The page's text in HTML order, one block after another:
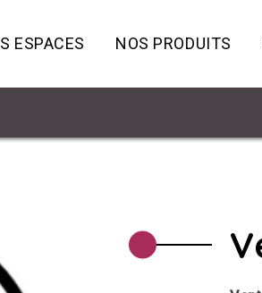
ESPACES NOS PRODUITS